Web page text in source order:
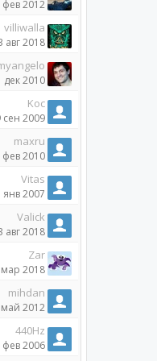
фев 2012
villiwalla
авг 2018
дек 2010
Koc
сен 2009
maxru
фев 2010
Vitas
янв 2007
Valick
авг 2018
Zar
2018
mihdan
май 2012
440Hz
фев 2006